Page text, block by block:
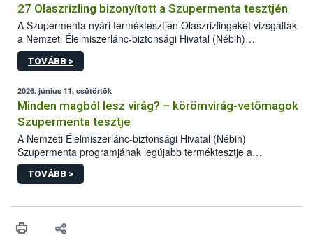
27 Olaszrizling bizonyított a Szupermenta tesztjén
A Szupermenta nyári terméktesztjén Olaszrizlingeket vizsgáltak
a Nemzeti Élelmiszerlánc-biztonsági Hivatal (Nébih)
szakemberei. Összesen 27 bor került „nagyító alá”, melyek az
élelmiszerbiztonsági és -minőségi vizsgálatok, valamint a
vizsgálaton az is kiderült, melyek a kóstolók által
legkedveltebbnek ítélt Olaszrizlingek.
TOVÁBB >
2026. június 11, csütörtök
Minden magból lesz virág? – körömvirág-vetőmagok
Szupermenta tesztje
A Nemzeti Élelmiszerlánc-biztonsági Hivatal (Nébih)
Szupermenta programjának legújabb terméktesztje a
körömvirág-vetőmagokra fókuszált. A hatósági vizsgálatokon a
szakemberek 16 kereskedelmi forgalomban kapható terméket
meg a jogszabályi előírásoknak, egy további termék pedig a
felügyelők mind a négy esetben eljárást indítottak és elrendelték
TOVÁBB >